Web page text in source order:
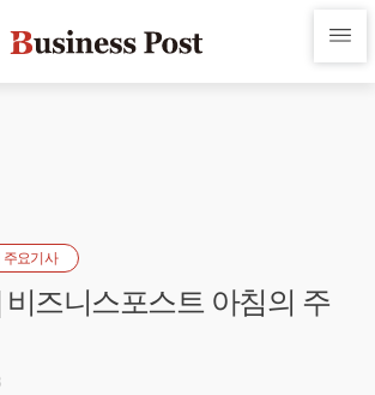
주요기사
비즈니스포스트 아침의 주